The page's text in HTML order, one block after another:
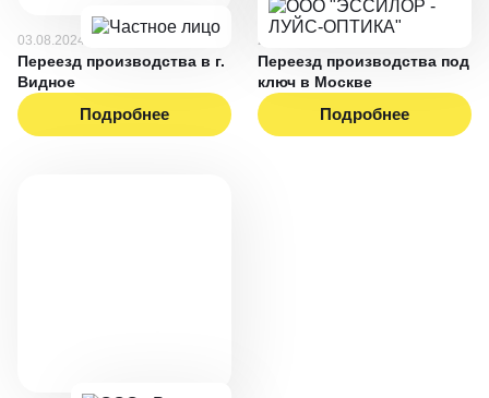
03.08.2024
Переезд производства в г.
Видное
Подробнее
25.11.2023
Переезд производства под
ключ в Москве
Подробнее